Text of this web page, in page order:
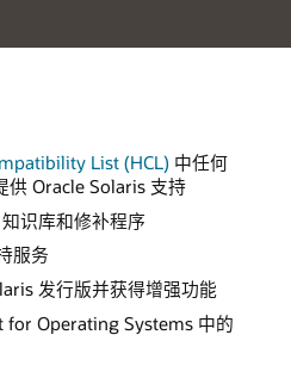
List (HCL) 中任何
供 Oracle Solaris 支持
识库和修补程序
服务
发行版并获得增强功能
Operating Systems 中的